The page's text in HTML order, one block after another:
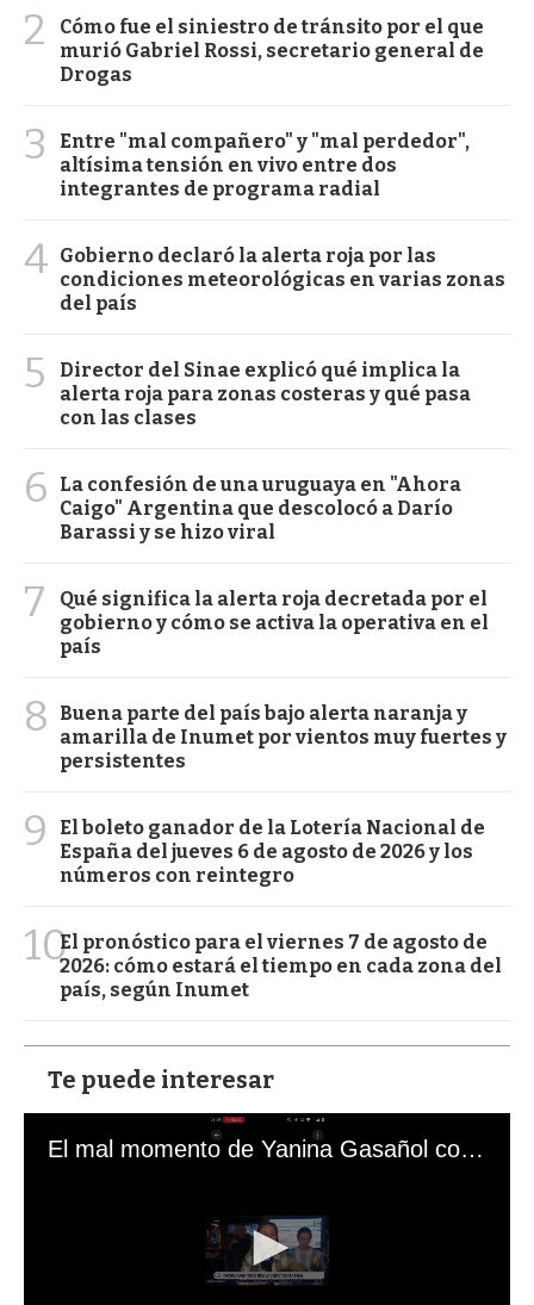
2
Cómo fue el siniestro de tránsito por el que
murió Gabriel Rossi, secretario general de
Drogas
3
Entre "mal compañero" y "mal perdedor",
altísima tensión en vivo entre dos
integrantes de programa radial
4 Gobierno declaró la alerta roja por las
condiciones meteorológicas en varias zonas
del país
5
Director del Sinae explicó qué implica la
alerta roja para zonas costeras y qué pasa
con las clases
6
La confesión de una uruguaya en "Ahora
Caigo" Argentina que descolocó a Darío
Barassi y se hizo viral
7
Qué significa la alerta roja decretada por el
gobierno y cómo se activa la operativa en el
país
8
Buena parte del país bajo alerta naranja y
amarilla de Inumet por vientos muy fuertes y
persistentes
9
El boleto ganador de la Lotería Nacional de
España del jueves 6 de agosto de 2026 y los
números con reintegro
10El pronóstico para el viernes 7 de agosto de
2026: cómo estará el tiempo en cada zona del
país, según Inumet
Te puede interesar
El mal momento de Yanina Gasañol con un hincha argentino en "Subrayado"